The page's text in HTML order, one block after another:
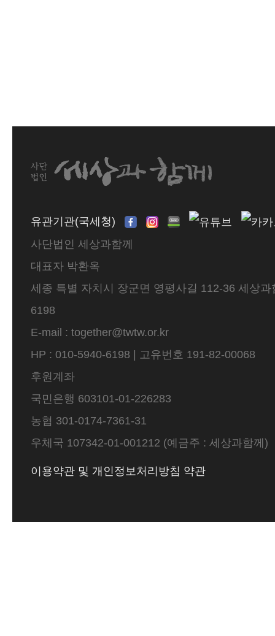
유관기관(국세청)
사단법인 세상과함께
대표자 박환옥
세종 특별 자치시 장군면 영평사길 112-36 세상
6198
E-mail : together@twtw.or.kr
HP : 010-5940-6198 | 고유번호 191-82-00068
후원계좌
국민은행 603101-01-226283
농협 301-0174-7361-31
우체국 107342-01-001212 (예금주 : 세상과함께)
이용약관 및 개인정보처리방침 약관